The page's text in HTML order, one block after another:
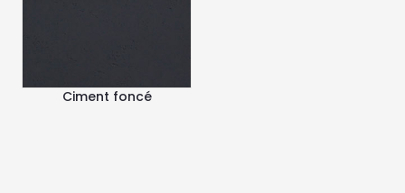
Ciment foncé